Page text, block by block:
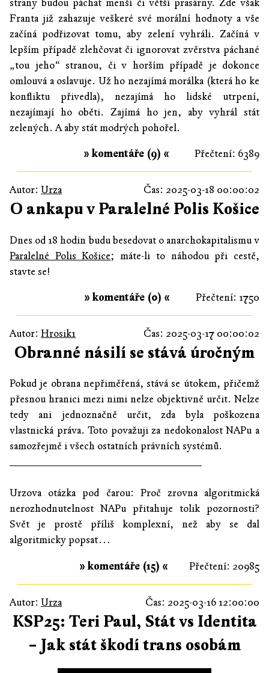
strany budou páchat menší či větší prasárny. Zde však
Franta již zahazuje veškeré své morální hodnoty a vše
začíná podřizovat tomu, aby zelení vyhráli. Začíná v
lepším případě zlehčovat či ignorovat zvěrstva páchané
„tou jeho“ stranou, či v horším případě je dokonce
omlouvá a oslavuje. Už ho nezajímá morálka (která ho ke
konfliktu přivedla), nezajímá ho lidské utrpení,
nezajímají ho oběti. Zajímá ho jen, aby vyhrál stát
zelených. A aby stát modrých pohořel.
Přečtení: 6389
» komentáře (9) «
Autor: Urza Čas: 2025-03-18 00:00:02
O ankapu v Paralelné Polis Košice
Dnes od 18 hodin budu besedovat o anarchokapitalismu v
Paralelné Polis Košice; máte-li to náhodou při cestě,
stavte se!
Přečtení: 1750
» komentáře (0) «
Autor: Hrosik1 Čas: 2025-03-17 00:00:02
Obranné násilí se stává úročným
Pokud je obrana nepřiměřená, stává se útokem, přičemž
přesnou hranici mezi nimi nelze objektivně určit. Nelze
tedy ani jednoznačně určit, zda byla poškozena
vlastnická práva. Toto považuji za nedokonalost NAPu a
samozřejmě i všech ostatních právních systémů.
Urzova otázka pod čarou: Proč zrovna algoritmická
nerozhodnutelnost NAPu přitahuje tolik pozornosti?
Svět je prostě příliš komplexní, než aby se dal
algoritmicky popsat…
Přečtení: 20985
» komentáře (15) «
Autor: Urza Čas: 2025-03-16 12:00:00
KSP25: Teri Paul, Stát vs Identita
– Jak stát škodí trans osobám